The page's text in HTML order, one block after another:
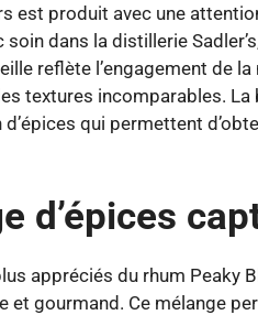
est produit avec une
dans la distillerie
reflète l’engagement de
textures incomparables.
d’épices qui permettent
d’épices
appréciés du rhum Peaky
et gourmand. Ce mélange